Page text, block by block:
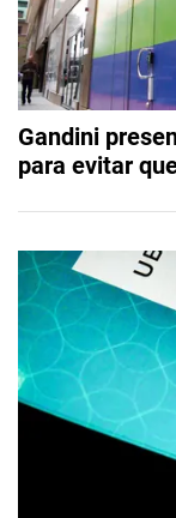
Gandini
para evitar